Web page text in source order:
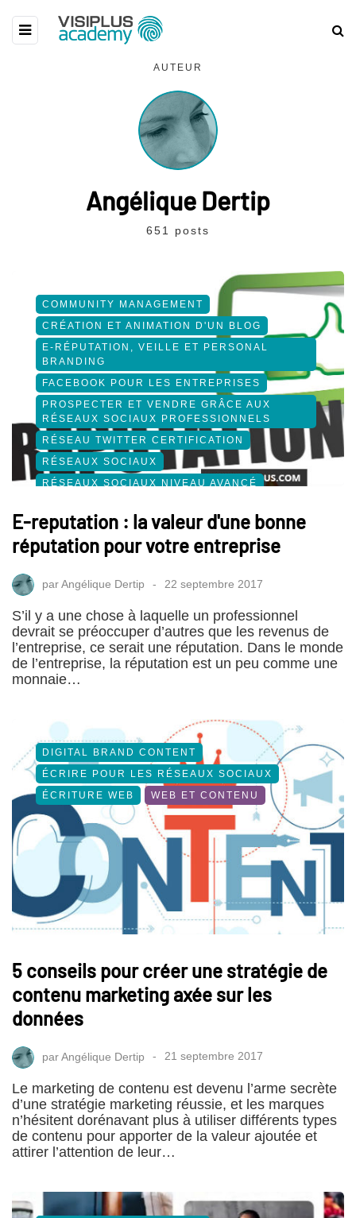
AUTEUR
Angélique Dertip
651 posts
COMMUNITY MANAGEMENT
CRÉATION ET ANIMATION D'UN BLOG
E-RÉPUTATION, VEILLE ET PERSONAL
BRANDING
FACEBOOK POUR LES ENTREPRISES
PROSPECTER ET VENDRE GRÂCE AUX
RÉSEAUX SOCIAUX PROFESSIONNELS
RÉSEAU TWITTER CERTIFICATION
RÉSEAUX SOCIAUX
RÉSEAUX SOCIAUX NIVEAU AVANCÉ
E-reputation : la valeur d'une bonne
réputation pour votre entreprise
parAngélique Dertip 22 septembre 2017
S’il y a une chose à laquelle un professionnel
devrait se préoccuper d’autres que les revenus de
l’entreprise, ce serait une réputation. Dans le monde
de l’entreprise, la réputation est un peu comme une
monnaie…
DIGITAL BRAND CONTENT
ÉCRIRE POUR LES RÉSEAUX SOCIAUX
ÉCRITURE WEB
WEB ET CONTENU
5 conseils pour créer une stratégie de
contenu marketing axée sur les
données
parAngélique Dertip 21 septembre 2017
Le marketing de contenu est devenu l’arme secrète
d’une stratégie marketing réussie, et les marques
n’hésitent dorénavant plus à utiliser différents types
de contenu pour apporter de la valeur ajoutée et
attirer l’attention de leur…